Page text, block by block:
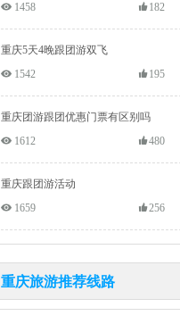
 1458 182
重庆5天4晚跟团游双飞
 1542 195
重庆团游跟团优惠门票有区别吗
 1612 480
重庆跟团游活动
 1659 256
重庆旅游推荐线路